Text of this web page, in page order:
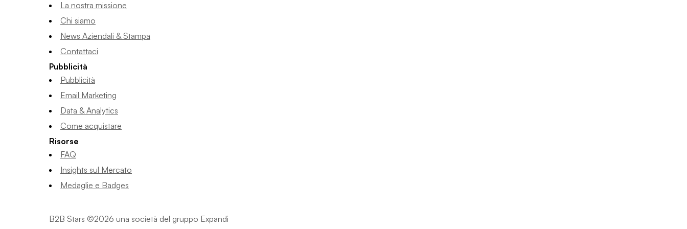
La nostra missione
Chi siamo
News Aziendali & Stampa
Contattaci
Pubblicità
Pubblicità
Email Marketing
Data & Analytics
Come acquistare
Risorse
FAQ
Insights sul Mercato
Medaglie e Badges
B2B Stars ©2026 una società del gruppo Expandi